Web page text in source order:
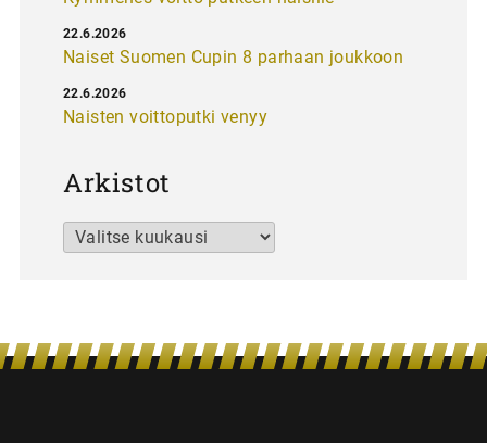
Naiset Suomen Cupin 8 parhaan joukkoon
22.6.2026
Naisten voittoputki venyy
22.6.2026
Arkistot
Arkistot